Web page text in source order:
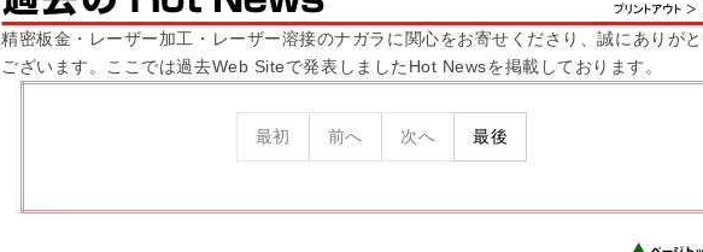
精密板金・レーザー加工・レーザー溶接のナガラに関心をお寄せくださり、誠にありがと
ございます。ここでは過去Web Siteで発表しましたHot Newsを掲載しております。
最初 前へ 次へ 最後